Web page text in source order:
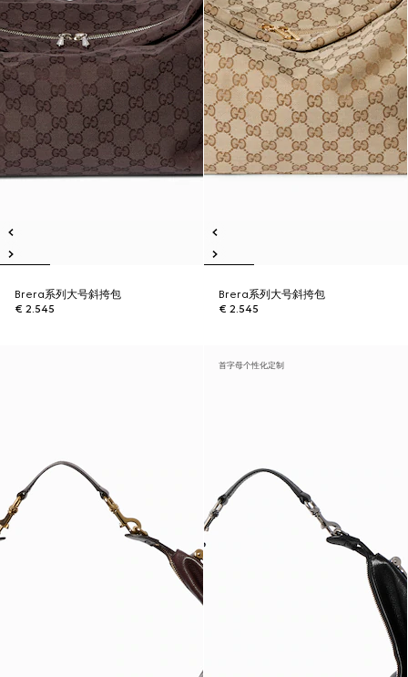
Brera系列大号斜挎包
€ 2.545
Brera系列大号斜挎包
€ 2.545
首字母个性化定制